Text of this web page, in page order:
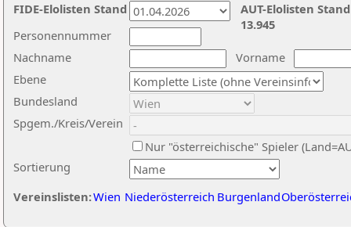
Nachname
Vorname
Ebene
Sortierung
Personennummer
Bundesland
Spgem./Kreis/Verein
Nur "österreichische" Spieler
Vereinslisten:Wien Niederösterreich Burgenland
AUT-Elolisten
13.945
FIDE-Elolisten Stand